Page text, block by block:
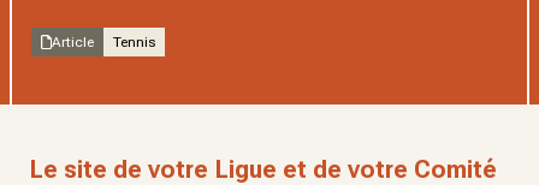
Article Tennis
Le site de votre Ligue et de votre Comité